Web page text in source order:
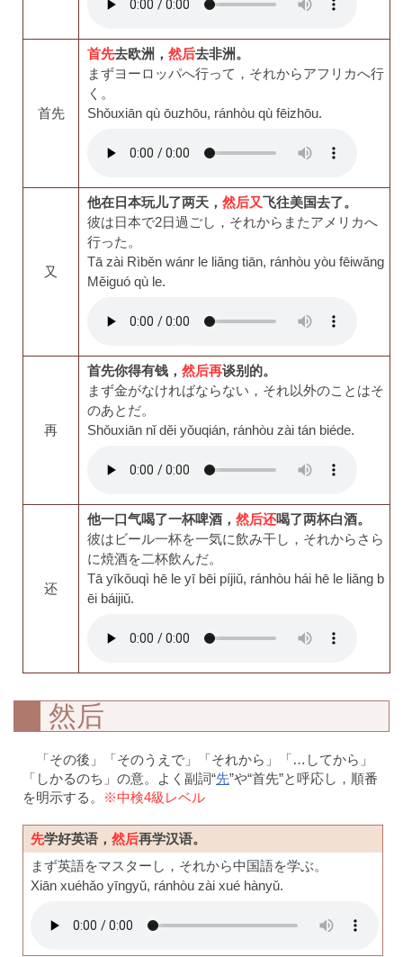
首先
首先去欧洲， 然后去非洲。
まずヨーロッパへ行って，それからアフリカへ行
く。
Shǒuxiān qù ōuzhōu, ránhòu qù fēizhōu.
又
他在日本玩儿了两天， 然后又飞往美国去了。
彼は日本で2日過ごし，それからまたアメリカへ
行った。
Tā zài Rìběn wánr le liǎng tiān, ránhòu yòu fēiwǎng
Měiguó qù le.
再
首先你得有钱， 然后再谈别的。
まず金がなければならない，それ以外のことはそ
のあとだ。
Shǒuxiān nǐ děi yǒuqián, ránhòu zài tán biéde.
还
他一口气喝了一杯啤酒， 然后还喝了两杯白酒。
彼はビール一杯を一気に飲み干し，それからさら
に焼酒を二杯飲んだ。
Tā yīkǒuqì hē le yī bēi píjiǔ, ránhòu hái hē le liǎng b
ēi báijiǔ.
然后
「その後」「そのうえで」「それから」「…してから」
「しかるのち」の意。よく副詞“先”や“首先”と呼応し，順番
を明示する。
※中検4級レベル
先学好英语， 然后再学汉语。
まず英語をマスターし，それから中国語を学ぶ。
Xiān xuéhǎo yīngyǔ, ránhòu zài xué hànyǔ.